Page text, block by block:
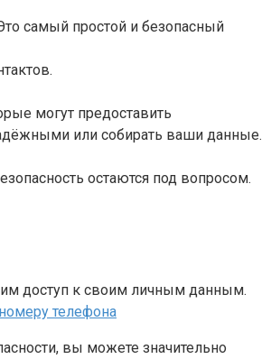
самый простой и безопасный
могут предоставить
или собирать ваши данные.
остаются под вопросом.
им доступ к своим личным данным.
телефона
вы можете значительно